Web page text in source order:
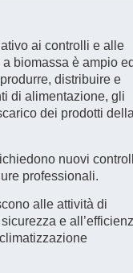
ai controlli e alle
biomassa è ampio
distribuire e
di alimentazione, gli
dei prodotti
nuovi
professionali.
alle attività di
e